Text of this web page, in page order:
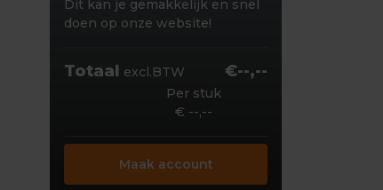
Dit kan je gemakkelijk en snel
doen op onze website!
Totaal excl.BTW €--,--
Per stuk
€ --,--
Maak account